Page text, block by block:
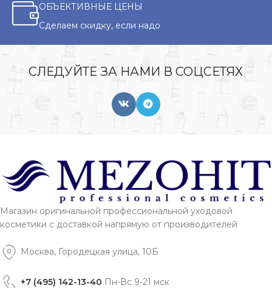
ОБЪЕКТИВНЫЕ ЦЕНЫ
Сделаем скидку, если надо
СЛЕДУЙТЕ ЗА НАМИ В СОЦСЕТЯХ
Магазин оригинальной профессиональной уходовой
косметики с доставкой напрямую от производителей
Москва, Городецкая улица, 10Б
+7 (495) 142-13-40 Пн-Вс 9-21 мск